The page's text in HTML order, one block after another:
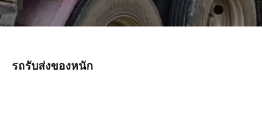
รถรับส่งของหนัก